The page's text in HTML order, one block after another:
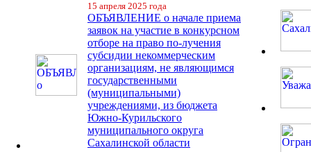
15 апреля 2025 года
ОБЪЯВЛЕНИЕ о начале приема
заявок на участие в конкурсном
отборе на право по-лучения
субсидии некоммерческим
организациям, не являющимся
государственными
(муниципальными)
учреждениями, из бюджета
Южно-Курильского
муниципального округа
Сахалинской области